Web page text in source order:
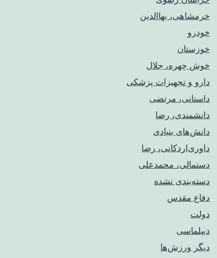
خرمشاهی، بهاالدین
خودرو
خوزستان
خوش چهره، جلال
دارو و تجهیزات پزشکی
داستانی، مرتضی
دانشمندی، رضا
دانش‌های بنیادی
داوری‌اردکانی، رضا
دستمالی، محمدعلی
دسته‌بندی نشده
دفاع مقدس
دولت
دیپلماسی
دیگر ورزش‌ها